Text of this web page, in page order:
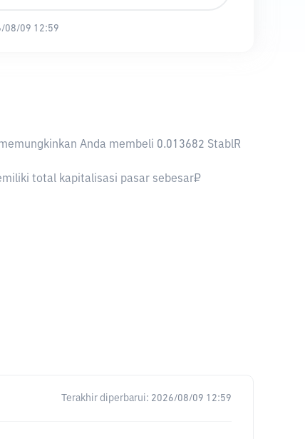
08/09 12:59
Anda membeli 0.013682 StablR
total kapitalisasi pasar sebesar₽
Terakhir diperbarui: 2026/08/09 12:59